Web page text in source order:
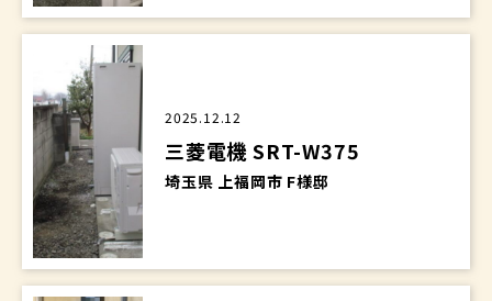
2025.12.12
三菱電機 SRT-W375
埼玉県 上福岡市 F様邸